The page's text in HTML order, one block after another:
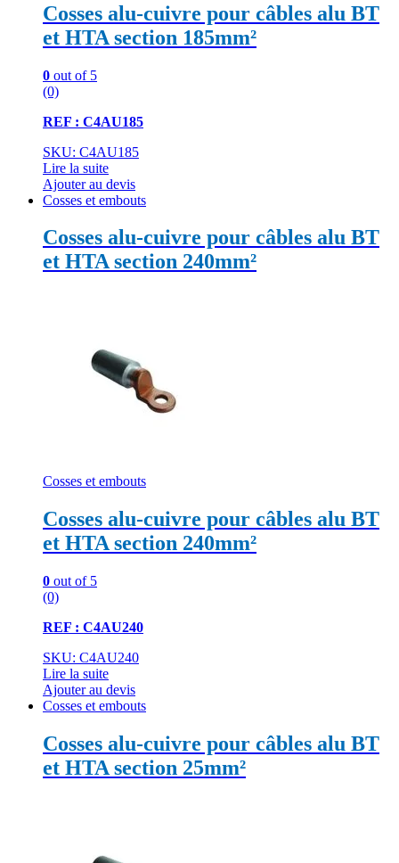
Cosses alu-cuivre pour câbles alu BT
et HTA section 185mm²
0 out of 5
(0)
REF : C4AU185
SKU: C4AU185
Lire la suite
Ajouter au devis
Cosses et embouts
Cosses alu-cuivre pour câbles alu BT
et HTA section 240mm²
Cosses et embouts
Cosses alu-cuivre pour câbles alu BT
et HTA section 240mm²
0 out of 5
(0)
REF : C4AU240
SKU: C4AU240
Lire la suite
Ajouter au devis
Cosses et embouts
Cosses alu-cuivre pour câbles alu BT
et HTA section 25mm²